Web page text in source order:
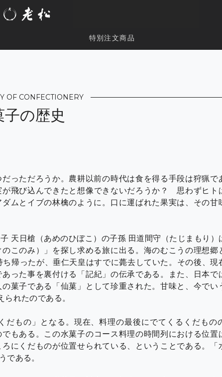
特別注文商品
OF CONFECTIONERY
子の歴史
っただろうか。農耕以前の時代は食を得る手段は狩猟で
飛び込んできたと想像できないだろうか？ 思わずヒト
ムとイブの林檎のように。口に運ばれた果実は、その甘
天日槍（あめのひぼこ）の子孫 田道間守（たじまもり）
このみ）」を探し求める旅に出る。海のむこうの理想郷
帰ったが、垂仁天皇はすでに薨去していた。その後、現
った事を裏付ける「記紀」の伝承である。また、日本で
菓子である「仙菓」として珍重された。甘味と、今でい
れたのである。
だもの」となる。現在、料理の最後にでてくるくだもの
もある。この水菓子のコース料理の時間列における位置
にくだものが位置せられている、ということである。「
である。